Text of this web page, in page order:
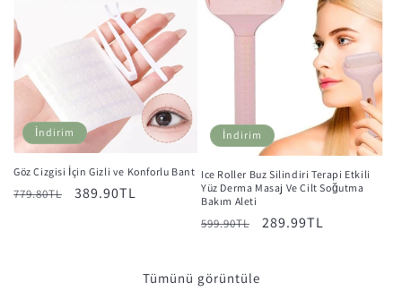
İndirim
Göz Çizgisi İçin Gizli ve Konforlu Bant
Normal
779.80TL
İndirimli
389.90TL
İndirim
Ice Roller Buz Silindiri Terapi Etkili
Yüz Derma Masaj Ve Cilt Soğutma
Bakım Aleti
Normal
599.90TL
İndirimli
289.99TL
Tümünü görüntüle